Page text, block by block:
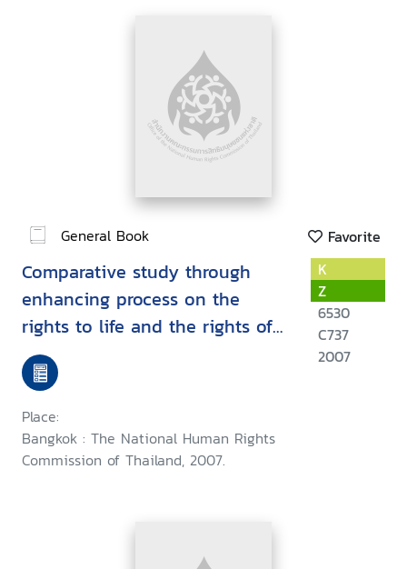
General Book Favorite
Comparative study through
enhancing process on the
rights to life and the rights of
self-determination for the
internally displaced persons
among the risky areas under
the Thai government policy :
November 2005 - April 2007
Place:
Bangkok : The National Human Rights
Commission of Thailand, 2007.
K
Z
6530
C737
2007